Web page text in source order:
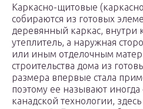
Каркасно-щитовые
собираются из готовых
деревянный каркас, внутри
утеплитель, а наружная
или иным отделочным
строительства дома из
размера впервые стала
поэтому ее называют
канадской технологии,